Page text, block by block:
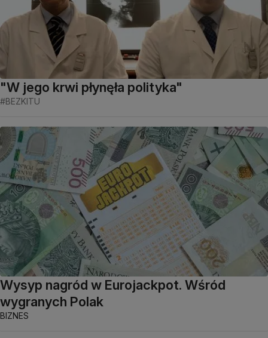
"W jego krwi płynęła polityka"
#BEZKITU
Wysyp nagród w Eurojackpot. Wśród
wygranych Polak
BIZNES